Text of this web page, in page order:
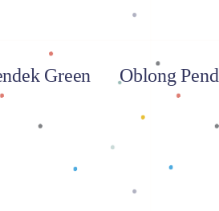
Green Oblong